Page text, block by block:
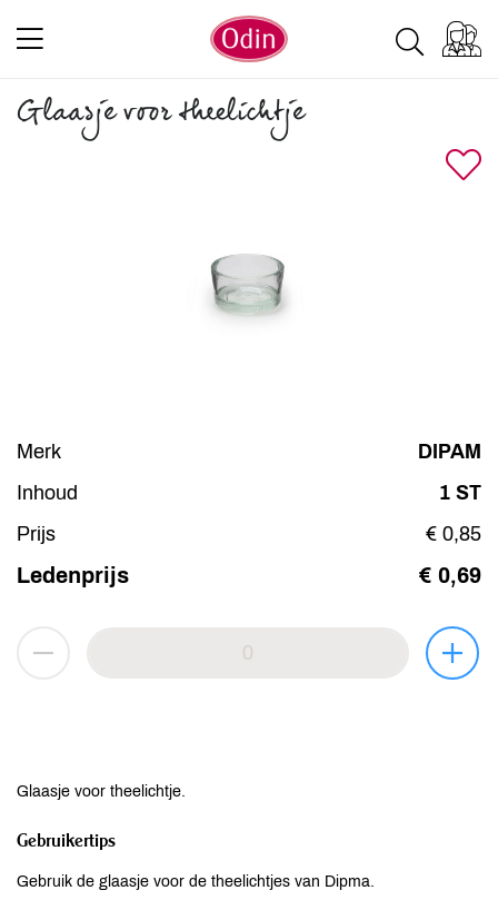
Glaasje voor theelichtje
Merk
DIPAM
Inhoud
1 ST
Prijs
€ 0,85
Ledenprijs € 0,69
Glaasje voor theelichtje.
Gebruikertips
Gebruik de glaasje voor de theelichtjes van Dipma.